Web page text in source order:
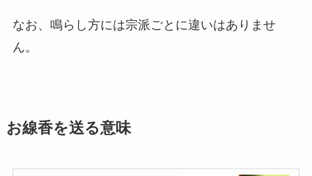
なお、鳴らし方には宗派ごとに違いはありませ
ん。
お線香を送る意味